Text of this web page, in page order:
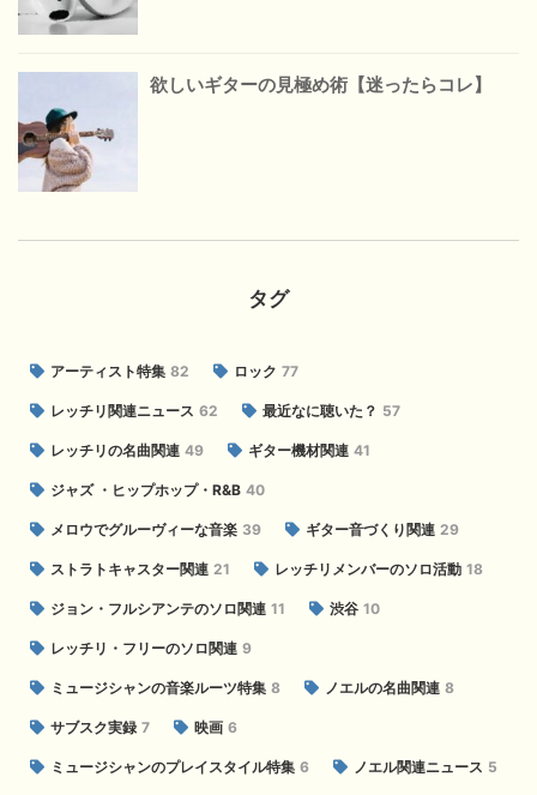
欲しいギターの見極め術【迷ったらコレ】
タグ
アーティスト特集 82 ロック 77
レッチリ関連ニュース 62 最近なに聴いた？ 57
レッチリの名曲関連 49 ギター機材関連 41
ジャズ ・ヒップホップ・R&B 40
メロウでグルーヴィーな音楽 39 ギター音づくり関連 29
ストラトキャスター関連 21 レッチリメンバーのソロ活動 18
ジョン・フルシアンテのソロ関連 11 渋谷 10
レッチリ・フリーのソロ関連 9
ミュージシャンの音楽ルーツ特集 8 ノエルの名曲関連 8
サブスク実録 7 映画 6
ミュージシャンのプレイスタイル特集 6 ノエル関連ニュース 5